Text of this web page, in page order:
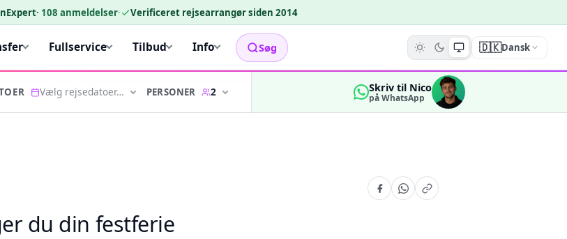
· 108 anmeldelser· Verificeret rejsearrangør siden 2014
Fullservice Tilbud Info Søg 🇩🇰Dansk
Vælg rejsedatoer… PERSONER 2 Skriv til Nico
på WhatsApp
du din festferie